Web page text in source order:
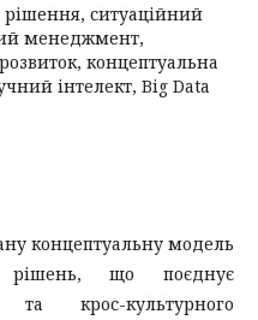
рішення, ситуаційний
менеджмент,
концептуальна
інтелект, Big Data
концептуальну модель
рішень, що поєднує
крос-культурного